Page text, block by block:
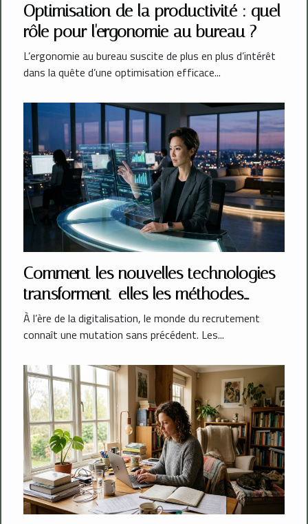
Optimisation de la productivité : quel
rôle pour l'ergonomie au bureau ?
L’ergonomie au bureau suscite de plus en plus d’intérêt
dans la quête d’une optimisation efficace...
Comment les nouvelles technologies
transforment-elles les méthodes
traditionnelles de recrutement ?
À l’ère de la digitalisation, le monde du recrutement
connaît une mutation sans précédent. Les...